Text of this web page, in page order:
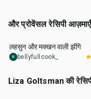
और प्रोवेंसल रेसिपी आज़माएँ
25 min
लहसुन और मक्खन वाली झींगे
B bellyfullcook_
Liza Goltsman की